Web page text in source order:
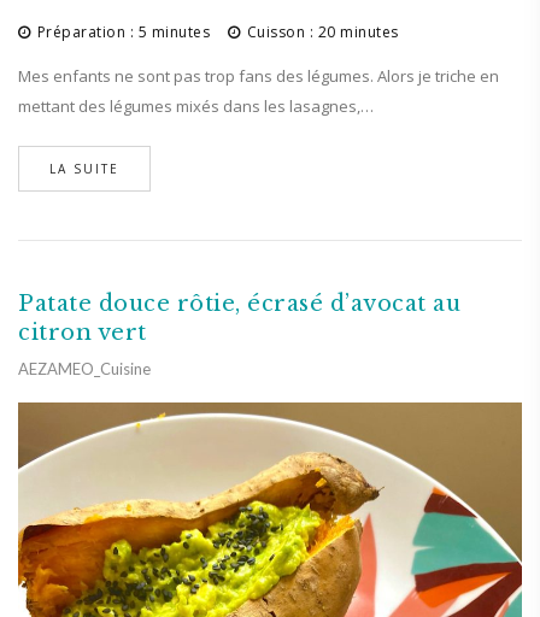
Préparation : 5 minutes Cuisson : 20 minutes
Mes enfants ne sont pas trop fans des légumes. Alors je triche en
mettant des légumes mixés dans les lasagnes,…
LA SUITE
Patate douce rôtie, écrasé d’avocat au
citron vert
AEZAMEO_Cuisine